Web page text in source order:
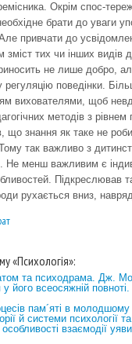
Окрім спос-
брати до уваги
Але привчати до
зміст тих чи інших
не лише добро,
поведінки.
вихователями, щоб
методів з
що знання як таке не
так важливо з
Не менш важливим є
рухається вниз,
«Психологія»:
та психодрама. Дж.
його всеосяжній
пам´яті в молодшому
й системи психології
особливості взаємодії